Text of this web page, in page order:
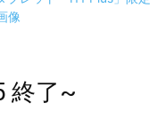
終了~